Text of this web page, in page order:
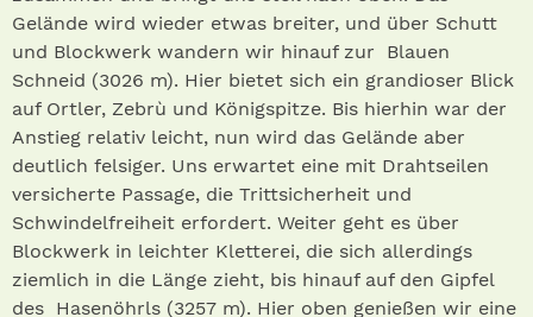
Gelände wird wieder etwas breiter, und über Schutt
und Blockwerk wandern wir hinauf zur Blauen
Schneid (3026 m). Hier bietet sich ein grandioser Blick
auf Ortler, Zebrù und Königspitze. Bis hierhin war der
Anstieg relativ leicht, nun wird das Gelände aber
deutlich felsiger. Uns erwartet eine mit Drahtseilen
versicherte Passage, die Trittsicherheit und
Schwindelfreiheit erfordert. Weiter geht es über
Blockwerk in leichter Kletterei, die sich allerdings
ziemlich in die Länge zieht, bis hinauf auf den Gipfel
des Hasenöhrls (3257 m). Hier oben genießen wir eine